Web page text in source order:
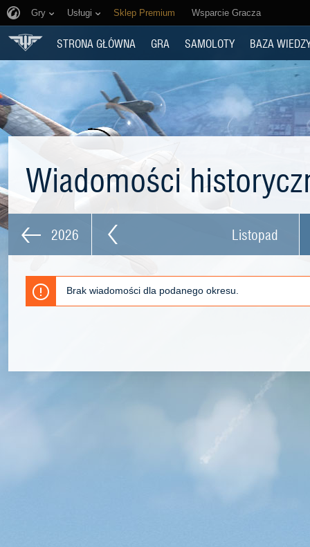
Gry Usługi Sklep Premium Wsparcie Gracza
STRONA GŁÓWNA GRA SAMOLOTY BAZA
Wiadomości
2026 Listopad
Brak wiadomości dla podanego okresu.